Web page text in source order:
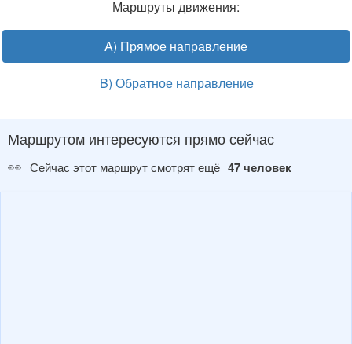
Маршруты движения:
A) Прямое направление
B) Обратное направление
Маршрутом интересуются прямо сейчас
👀 Сейчас этот маршрут смотрят ещё 47 человек